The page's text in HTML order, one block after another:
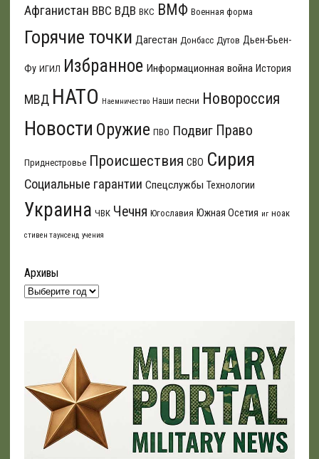
Афганистан ВВС ВДВ ВКС ВМФ Военная форма
Горячие точки Дагестан Донбасс Дутов Дьен-Бьен-
Фу ИГИЛ Избранное Информационная война История
МВД НАТО Наемничество Наши песни Новороссия
Новости Оружие ПВО Подвиг Право
Приднестровье Происшествия СВО Сирия
Социальные гарантии Спецслужбы Технологии
Украина ЧВК Чечня Югославия Южная Осетия иг ноак
стивен таунсенд учения
Архивы